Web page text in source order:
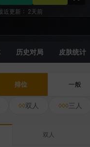
近更新： 2天前
历史对局 皮肤统计
排位 一般
双人 三人
双人